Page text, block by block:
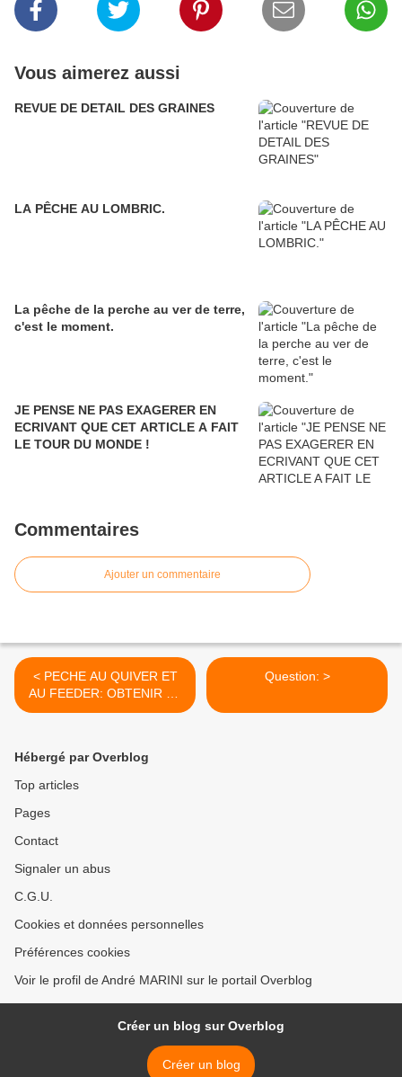
Vous aimerez aussi
REVUE DE DETAIL DES GRAINES
LA PÊCHE AU LOMBRIC.
La pêche de la perche au ver de terre,
c'est le moment.
JE PENSE NE PAS EXAGERER EN
ECRIVANT QUE CET ARTICLE A FAIT
LE TOUR DU MONDE !
Commentaires
Ajouter un commentaire
< PECHE AU QUIVER ET
AU FEEDER: OBTENIR LA
PRECISION
Question: >
Hébergé par Overblog
Top articles
Pages
Contact
Signaler un abus
C.G.U.
Cookies et données personnelles
Préférences cookies
Voir le profil de André MARINI sur le portail Overblog
Créer un blog sur Overblog
Créer un blog